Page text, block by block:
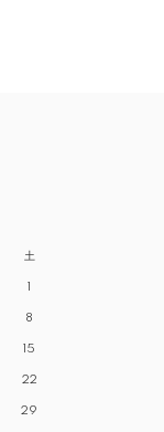
土
1
8
15
22
29